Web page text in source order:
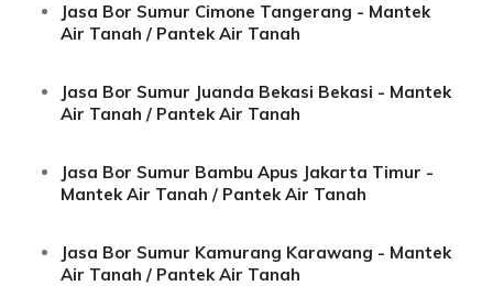
Jasa Bor Sumur Cimone Tangerang - Mantek
Air Tanah / Pantek Air Tanah
Jasa Bor Sumur Juanda Bekasi Bekasi - Mantek
Air Tanah / Pantek Air Tanah
Jasa Bor Sumur Bambu Apus Jakarta Timur -
Mantek Air Tanah / Pantek Air Tanah
Jasa Bor Sumur Kamurang Karawang - Mantek
Air Tanah / Pantek Air Tanah